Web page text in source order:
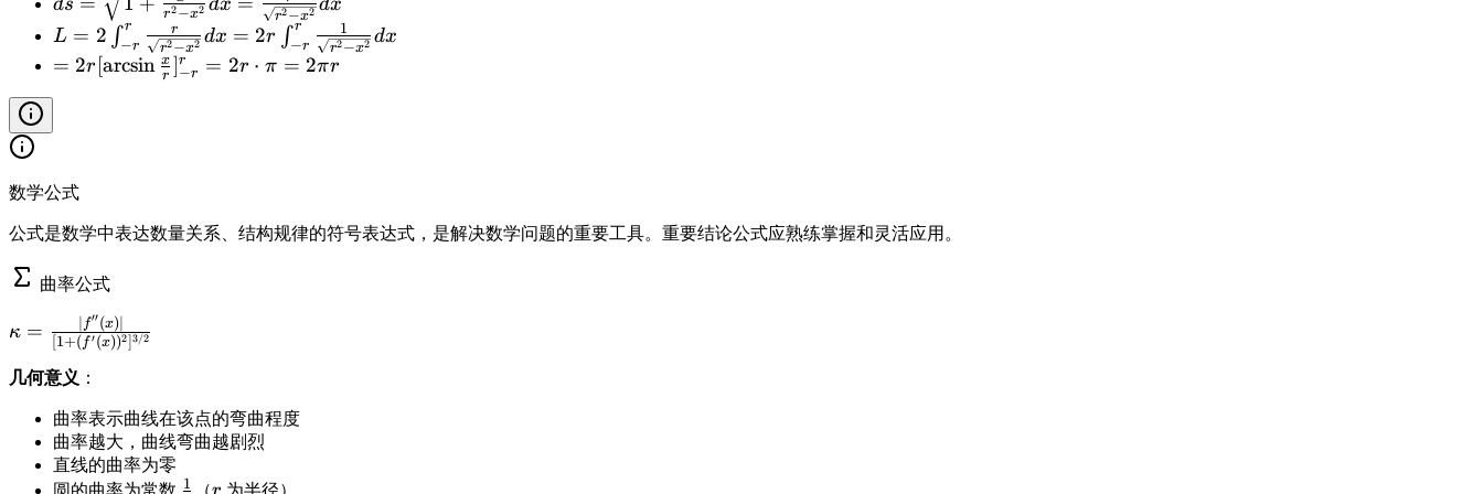
s
q
rt
x
2
d
}
d
x
\
se
c
et
a
t
n
q
rt
1
\
t
a
n
^
2
\
\i
{
\
a
t
n
}
\
se
c
^
2
}
[\
h
a
t
n
\
t
h
et
a
{
2
}
rt
5
+
n
(
2
+
\
s
=
r
s
q
rt
^
x
)
=
c
x
{
s
q
{
r
^
=
\
1
+
\
fr
a
{
x
2
}
{
ds r2−x2 dx
r2−x2 dx
L
=
_
-
}
r
\
fr
a
c
{
L = 2 ∫−r
r
r2−x2
r dx = 2r ∫−r
r
r2−x2
1 dx
=
rc
n
fr
c
{
x
}
{
r
= 2r [arcsin r
x ]−r
r = 2r ⋅ π = 2πr
数学公式
公式是数学中表达数量关系、结构规律的符号表达式，是解决数学问题的重要工具。重要结论公式应熟练掌握和灵活应用。
曲率公式
\
a
κ = 1+(f′(x))2 3/2
f′′(x)
几何意义 ：
曲率表示曲线在该点的弯曲程度
曲率越大，曲线弯曲越剧烈
直线的曲率为零
1